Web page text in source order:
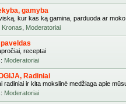
gamyba
kur kas ką gamina, parduoda ar
Kronas Moderatoriai
receptai
Moderatoriai
Radiniai
radiniai ir kita mokslinė medžiaga apie
Moderatoriai